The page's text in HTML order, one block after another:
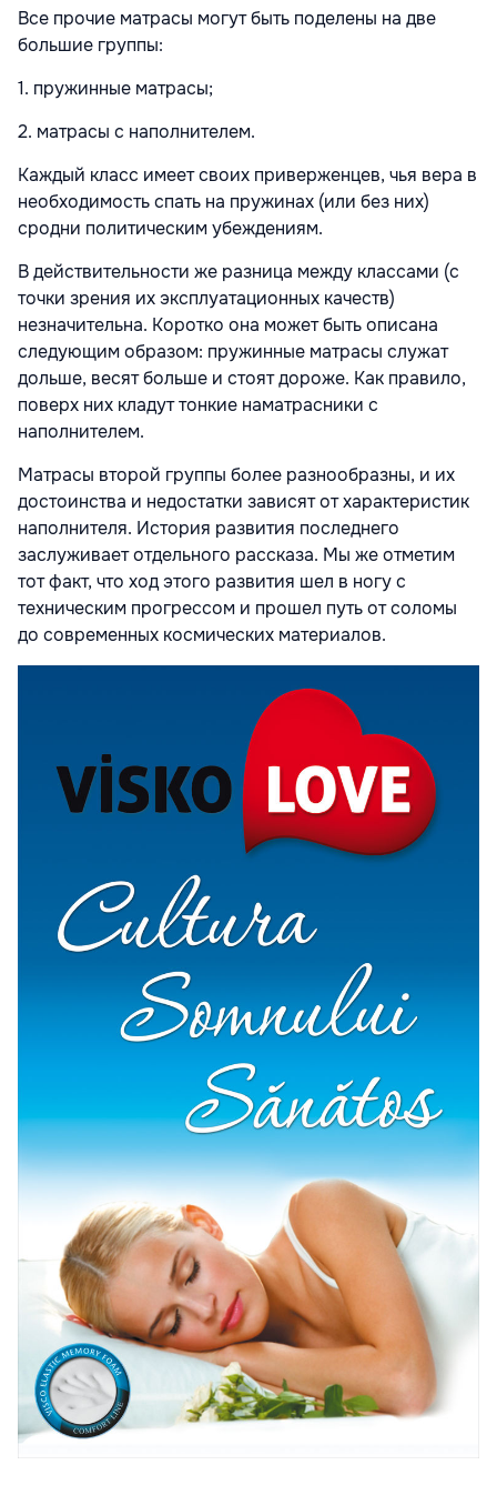
Все прочие матрасы могут быть поделены на две
большие группы:
1. пружинные матрасы;
2. матрасы с наполнителем.
Каждый класс имеет своих приверженцев, чья вера в
необходимость спать на пружинах (или без них)
сродни политическим убеждениям.
В действительности же разница между классами (с
точки зрения их эксплуатационных качеств)
незначительна. Коротко она может быть описана
следующим образом: пружинные матрасы служат
дольше, весят больше и стоят дороже. Как правило,
поверх них кладут тонкие наматрасники с
наполнителем.
Матрасы второй группы более разнообразны, и их
достоинства и недостатки зависят от характеристик
наполнителя. История развития последнего
заслуживает отдельного рассказа. Мы же отметим
тот факт, что ход этого развития шел в ногу с
техническим прогрессом и прошел путь от соломы
до современных космических материалов.